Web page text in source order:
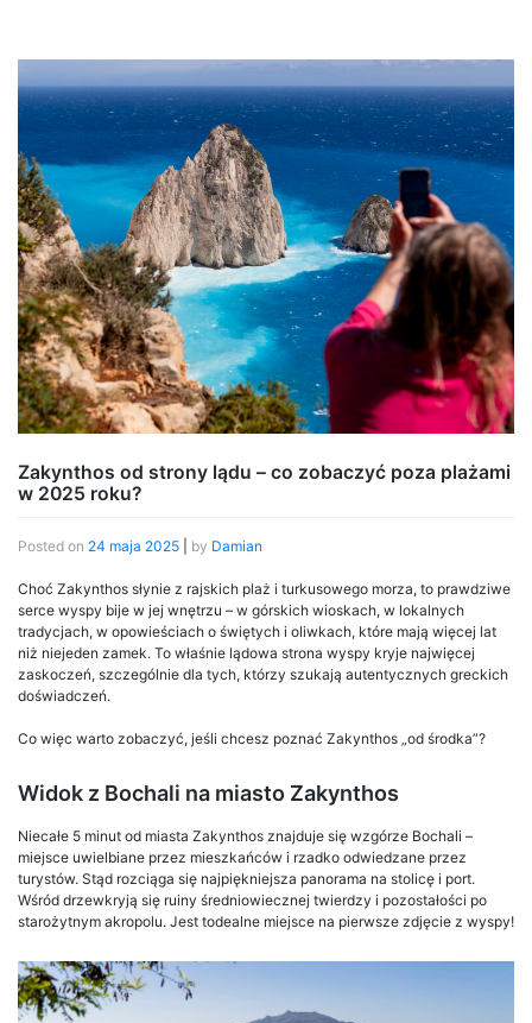
Zakynthos od strony lądu – co zobaczyć poza plażami
w 2025 roku?
Posted on 24 maja 2025 by Damian
Choć Zakynthos słynie z rajskich plaż i turkusowego morza, to prawdziwe
serce wyspy bije w jej wnętrzu – w górskich wioskach, w lokalnych
tradycjach, w opowieściach o świętych i oliwkach, które mają więcej lat
niż niejeden zamek. To właśnie lądowa strona wyspy kryje najwięcej
zaskoczeń, szczególnie dla tych, którzy szukają autentycznych greckich
doświadczeń.
Co więc warto zobaczyć, jeśli chcesz poznać Zakynthos „od środka”?
Widok z Bochali na miasto Zakynthos
Niecałe 5 minut od miasta Zakynthos znajduje się wzgórze Bochali –
miejsce uwielbiane przez mieszkańców i rzadko odwiedzane przez
turystów. Stąd rozciąga się najpiękniejsza panorama na stolicę i port.
Wśród drzewkryją się ruiny średniowiecznej twierdzy i pozostałości po
starożytnym akropolu. Jest todealne miejsce na pierwsze zdjęcie z wyspy!